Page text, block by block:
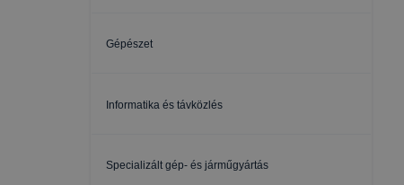
Gépészet
Informatika és távközlés
Specializált gép- és járműgyártás